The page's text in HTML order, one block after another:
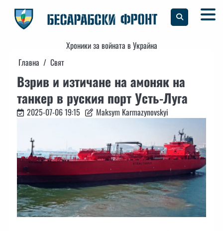
content
Хроники за войната в Украйна
Главна
Свят
Взрив и изтичане на амоняк на
танкер в руския порт Усть-Луга
2025-07-06 19:15 Maksym Karmazynovskyi